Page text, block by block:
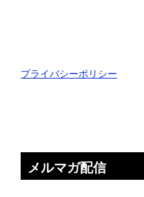
プライバシーポリシー
メルマガ配信